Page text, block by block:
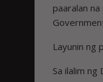
paaralan
Layunin ng
Sa ilalim